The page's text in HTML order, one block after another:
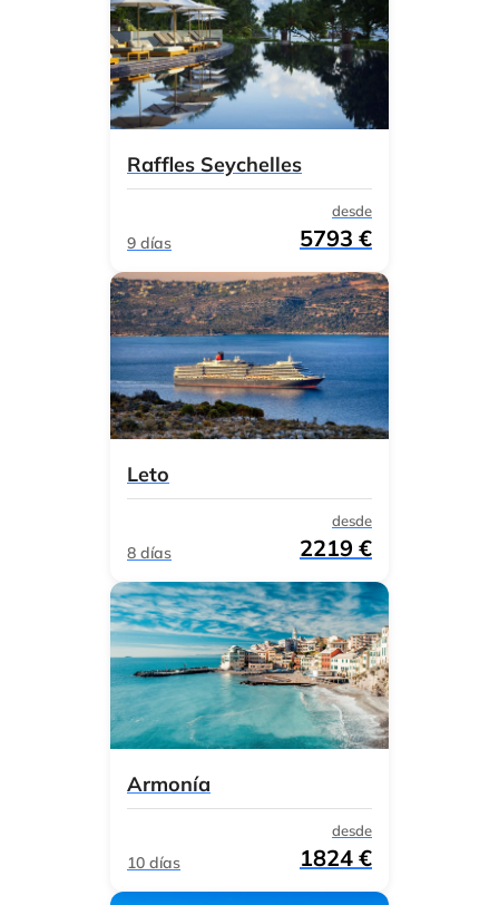
Raffles Seychelles
9 días
desde
5793 €
Leto
8 días
desde
2219 €
Armonía
10 días
desde
1824 €